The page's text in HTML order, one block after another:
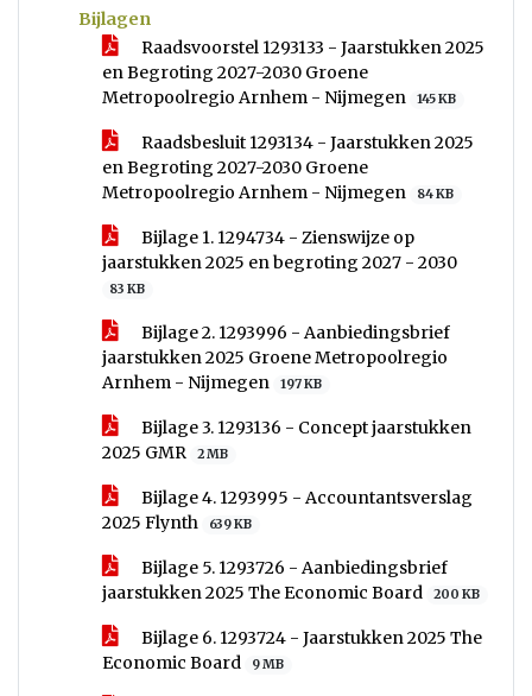
Bijlagen
Raadsvoorstel 1293133 - Jaarstukken 2025
en Begroting 2027-2030 Groene
Metropoolregio Arnhem - Nijmegen
145 KB
Raadsbesluit 1293134 - Jaarstukken 2025
en Begroting 2027-2030 Groene
Metropoolregio Arnhem - Nijmegen
84 KB
Bijlage 1. 1294734 - Zienswijze op
jaarstukken 2025 en begroting 2027 - 2030
83 KB
Bijlage 2. 1293996 - Aanbiedingsbrief
jaarstukken 2025 Groene Metropoolregio
Arnhem - Nijmegen
197 KB
Bijlage 3. 1293136 - Concept jaarstukken
2025 GMR
2 MB
Bijlage 4. 1293995 - Accountantsverslag
2025 Flynth
639 KB
Bijlage 5. 1293726 - Aanbiedingsbrief
jaarstukken 2025 The Economic Board
200 KB
Bijlage 6. 1293724 - Jaarstukken 2025 The
Economic Board
9 MB